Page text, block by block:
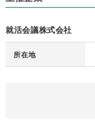
就活会議株式会社
所在地